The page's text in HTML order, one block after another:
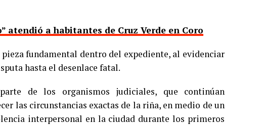
atendió a habitantes de Cruz Verde en Coro
fundamental dentro del expediente, al evidenciar
hasta el desenlace fatal.
de los organismos judiciales, que continúan
las circunstancias exactas de la riña, en medio de un
interpersonal en la ciudad durante los primeros